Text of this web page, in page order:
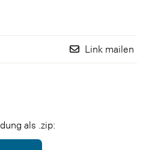
Link mailen
als .zip: